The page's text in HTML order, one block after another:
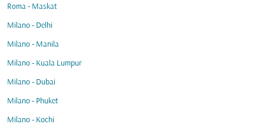
Roma - Maskat
Milano - Delhi
Milano - Manila
Milano - Kuala Lumpur
Milano - Dubai
Milano - Phuket
Milano - Kochi